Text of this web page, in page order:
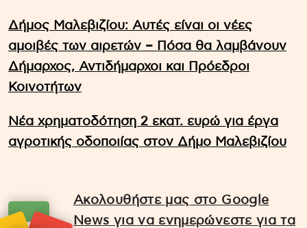
Δήμος Μαλεβιζίου: Αυτές είναι οι νέες
αμοιβές των αιρετών – Πόσα θα λαμβάνουν
Δήμαρχος, Αντιδήμαρχοι και Πρόεδροι
Κοινοτήτων
Νέα χρηματοδότηση 2 εκατ. ευρώ για έργα
αγροτικής οδοποιίας στον Δήμο Μαλεβιζίου
Ακολουθήστε μας στο Google
News για να ενημερώνεστε για τα